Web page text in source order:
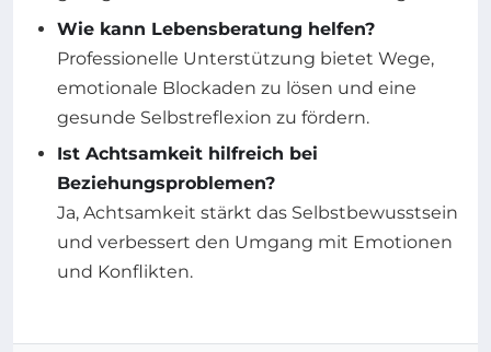
Wie kann Lebensberatung helfen?
Professionelle Unterstützung bietet Wege,
emotionale Blockaden zu lösen und eine
gesunde Selbstreflexion zu fördern.
Ist Achtsamkeit hilfreich bei
Beziehungsproblemen?
Ja, Achtsamkeit stärkt das Selbstbewusstsein
und verbessert den Umgang mit Emotionen
und Konflikten.